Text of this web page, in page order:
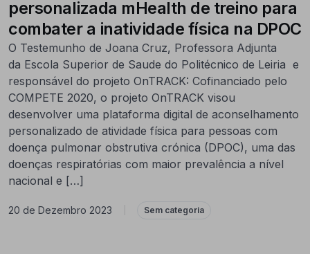
personalizada mHealth de treino para
combater a inatividade física na DPOC
O Testemunho de Joana Cruz, Professora Adjunta
da Escola Superior de Saude do Politécnico de Leiria e
responsável do projeto OnTRACK: Cofinanciado pelo
COMPETE 2020, o projeto OnTRACK visou
desenvolver uma plataforma digital de aconselhamento
personalizado de atividade física para pessoas com
doença pulmonar obstrutiva crónica (DPOC), uma das
doenças respiratórias com maior prevalência a nível
nacional e […]
20 de Dezembro 2023 Sem categoria